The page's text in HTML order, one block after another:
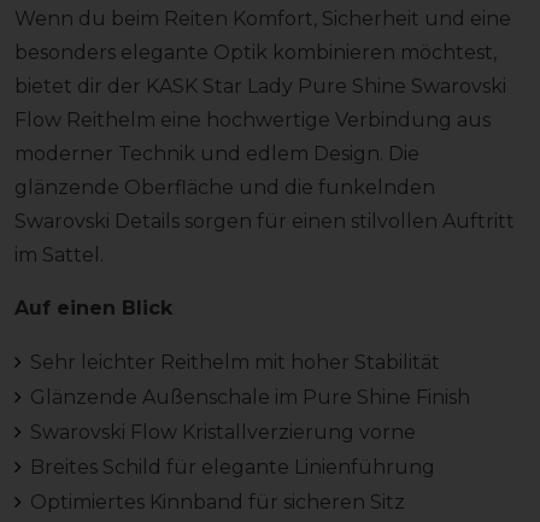
Wenn du beim Reiten Komfort, Sicherheit und eine
besonders elegante Optik kombinieren möchtest,
bietet dir der KASK Star Lady Pure Shine Swarovski
Flow Reithelm eine hochwertige Verbindung aus
moderner Technik und edlem Design. Die
glänzende Oberfläche und die funkelnden
Swarovski Details sorgen für einen stilvollen Auftritt
im Sattel.
Auf einen Blick
Sehr leichter Reithelm mit hoher Stabilität
Glänzende Außenschale im Pure Shine Finish
Swarovski Flow Kristallverzierung vorne
Breites Schild für elegante Linienführung
Optimiertes Kinnband für sicheren Sitz